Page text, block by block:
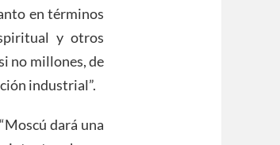
en términos
y otros
no millones, de
industrial”.
dará una